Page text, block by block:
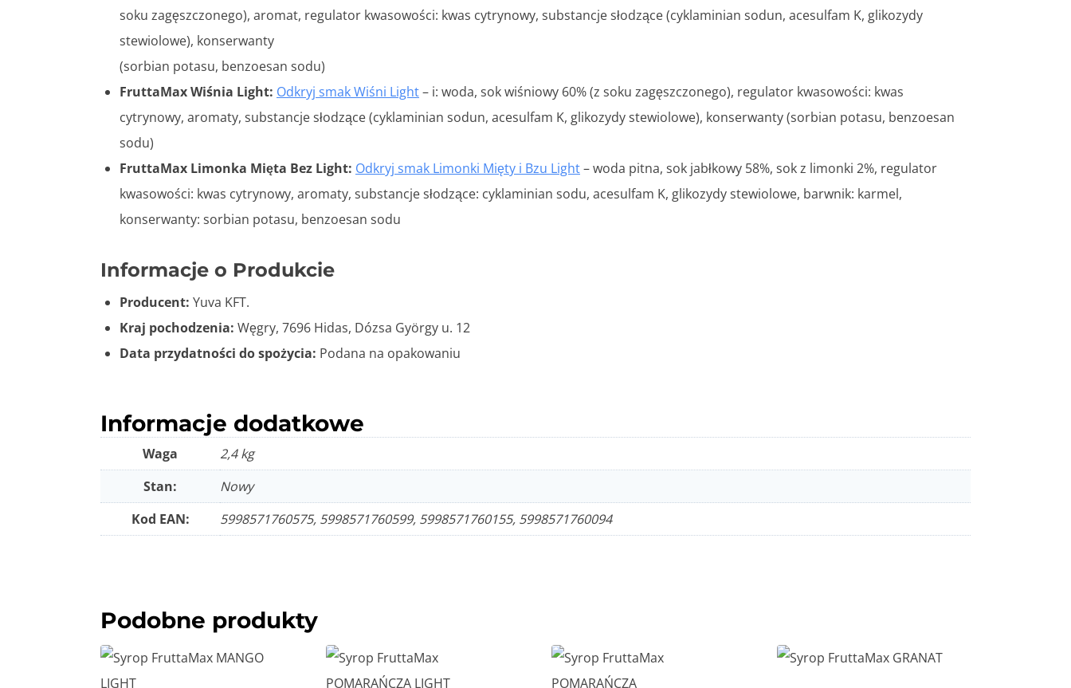
soku zagęszczonego), aromat, regulator kwasowości: kwas cytrynowy, substancje słodzące (cyklaminian sodun, acesulfam K, glikozydy
stewiolowe), konserwanty
(sorbian potasu, benzoesan sodu)
FruttaMax Wiśnia Light: Odkryj smak Wiśni Light– i: woda, sok wiśniowy 60% (z soku zagęszczonego), regulator kwasowości: kwas
cytrynowy, aromaty, substancje słodzące (cyklaminian sodun, acesulfam K, glikozydy stewiolowe), konserwanty (sorbian potasu, benzoesan
sodu)
FruttaMax Limonka Mięta Bez Light: Odkryj smak Limonki Mięty i Bzu Light– woda pitna, sok jabłkowy 58%, sok z limonki 2%, regulator
kwasowości: kwas cytrynowy, aromaty, substancje słodzące: cyklaminian sodu, acesulfam K, glikozydy stewiolowe, barwnik: karmel,
konserwanty: sorbian potasu, benzoesan sodu
Informacje o Produkcie
Producent: Yuva KFT.
Kraj pochodzenia: Węgry, 7696 Hidas, Dózsa György u. 12
Data przydatności do spożycia: Podana na opakowaniu
Informacje dodatkowe
Waga
2,4 kg
Stan:
Nowy
Kod EAN:
5998571760575, 5998571760599, 5998571760155, 5998571760094
Podobne produkty